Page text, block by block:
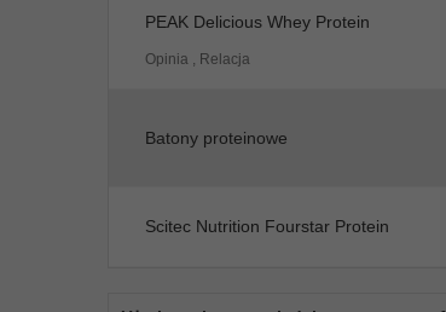
PEAK Delicious Whey Protein
Opinia , Relacja
Batony proteinowe
Scitec Nutrition Fourstar Protein